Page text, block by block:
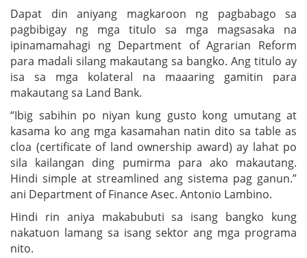
Dapat din aniyang magkaroon ng pagbabago sa
pagbibigay ng mga titulo sa mga magsasaka na
ipinamamahagi ng Department of Agrarian Reform
para madali silang makautang sa bangko. Ang titulo ay
isa sa mga kolateral na maaaring gamitin para
makautang sa Land Bank.
“Ibig sabihin po niyan kung gusto kong umutang at
kasama ko ang mga kasamahan natin dito sa table as
cloa (certificate of land ownership award) ay lahat po
sila kailangan ding pumirma para ako makautang.
Hindi simple at streamlined ang sistema pag ganun.”
ani Department of Finance Asec. Antonio Lambino.
Hindi rin aniya makabubuti sa isang bangko kung
nakatuon lamang sa isang sektor ang mga programa
nito.